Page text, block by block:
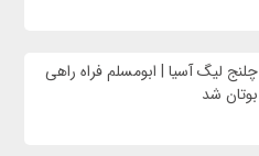
چلنج لیگ آسیا | ابومسلم فراه راهی
بوتان شد